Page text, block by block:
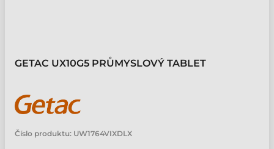
GETAC UX10G5 PRŮMYSLOVÝ TABLET
Číslo produktu: UW1764VIXDLX